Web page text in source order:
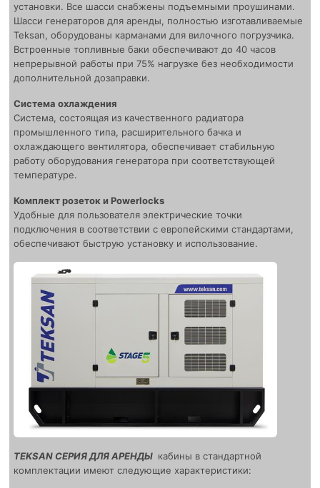
установки. Все шасси снабжены подъемными проушинами.
Шасси генераторов для аренды, полностью изготавливаемые
Teksan, оборудованы карманами для вилочного погрузчика.
Встроенные топливные баки обеспечивают до 40 часов
непрерывной работы при 75% нагрузке без необходимости
дополнительной дозаправки.
Система охлаждения
Система, состоящая из качественного радиатора
промышленного типа, расширительного бачка и
охлаждающего вентилятора, обеспечивает стабильную
работу оборудования генератора при соответствующей
температуре.
Комплект розеток и Powerlocks
Удобные для пользователя электрические точки
подключения в соответствии с европейскими стандартами,
обеспечивают быструю установку и использование.
TEKSAN СЕРИЯ ДЛЯ АРЕНДЫ кабины в стандартной
комплектации имеют следующие характеристики: